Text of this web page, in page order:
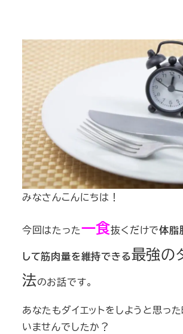
みなさんこんにちは！
今回はたった一食抜くだけで体脂
して筋肉量を維持できる最強の
法のお話です。
あなたもダイエットをしようと思っ
いませんでしたか？